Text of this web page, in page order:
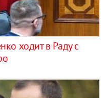
ходит в Раду с